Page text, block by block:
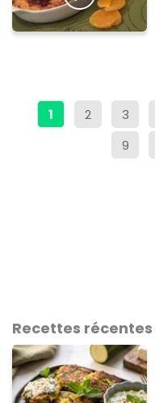
1 2 3
9
Recettes récentes